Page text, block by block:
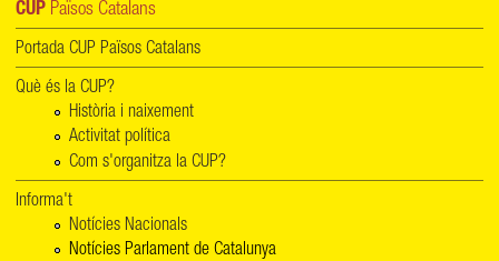
CUP Països Catalans
Portada CUP Països Catalans
Què és la CUP?
Història i naixement
Activitat política
Com s'organitza la CUP?
Informa't
Notícies Nacionals
Notícies Parlament de Catalunya